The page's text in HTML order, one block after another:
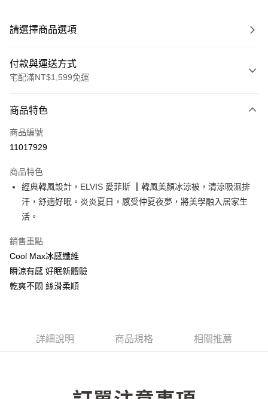
請選擇商品選項
付款與運送方式
宅配滿NT$1,599免運
信用卡一次付款
LINE Pay
街口支付
悠遊付
運送方式
物流宅配
每筆NT$150，滿NT$1,599(含以上)免運費
商品特色
商品編號
11017929
商品特色
經典韓風設計，ELVIS 愛菲斯 ┃韓風美顏冰涼被，清涼吸濕排
汗，舒適好眠。炎炎夏日，感受仲夏夜夢，將美學融入居家生
活。
銷售重點
Cool Max冰感纖維
瞬涼有感 好眠新體驗
乾爽不悶 絲滑柔順
詳細說明 商品規格 相關推薦